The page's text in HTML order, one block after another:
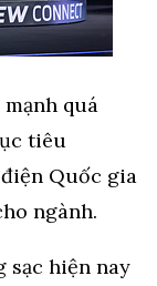
quá
tiêu
điện Quốc gia
ngành.
sạc hiện nay